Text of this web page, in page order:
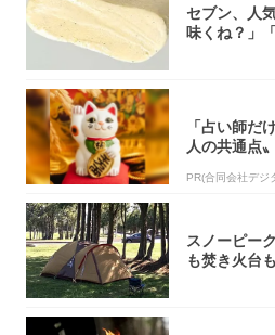
セブン、人
味くね？」
「占い師だ
人の共通点〟
PR(合同会社デジ
スノーピー
も焚き火台